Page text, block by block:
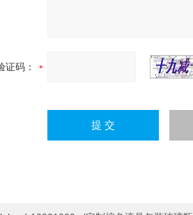
证码：